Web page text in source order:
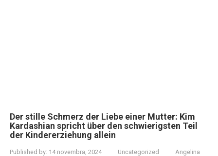
Der stille Schmerz der Liebe einer Mutter: Kim
Kardashian spricht über den schwierigsten Teil
der Kindererziehung allein
Published by: 14 novembra, 2024 Uncategorized
Angelina